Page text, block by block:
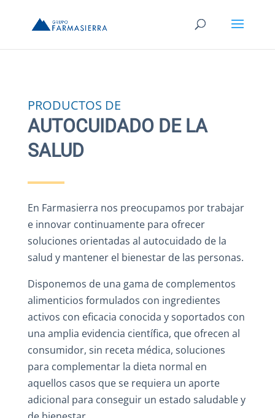
PRODUCTOS DE
AUTOCUIDADO DE LA
SALUD
En Farmasierra nos preocupamos por trabajar
e innovar continuamente para ofrecer
soluciones orientadas al autocuidado de la
salud y mantener el bienestar de las personas.
Disponemos de una gama de complementos
alimenticios formulados con ingredientes
activos con eficacia conocida y soportados con
una amplia evidencia científica, que ofrecen al
consumidor, sin receta médica, soluciones
para complementar la dieta normal en
aquellos casos que se requiera un aporte
adicional para conseguir un estado saludable y